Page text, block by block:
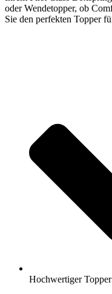
oder Wendetopper, ob
Sie den perfekten Topper
Hochwertiger